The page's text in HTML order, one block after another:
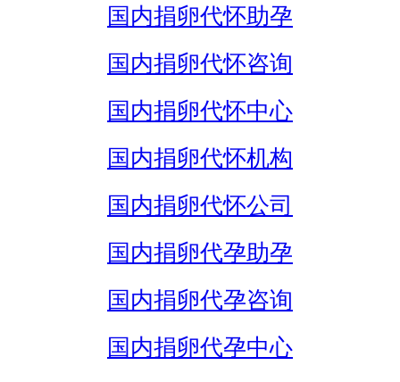
国内捐卵代怀助孕
国内捐卵代怀咨询
国内捐卵代怀中心
国内捐卵代怀机构
国内捐卵代怀公司
国内捐卵代孕助孕
国内捐卵代孕咨询
国内捐卵代孕中心